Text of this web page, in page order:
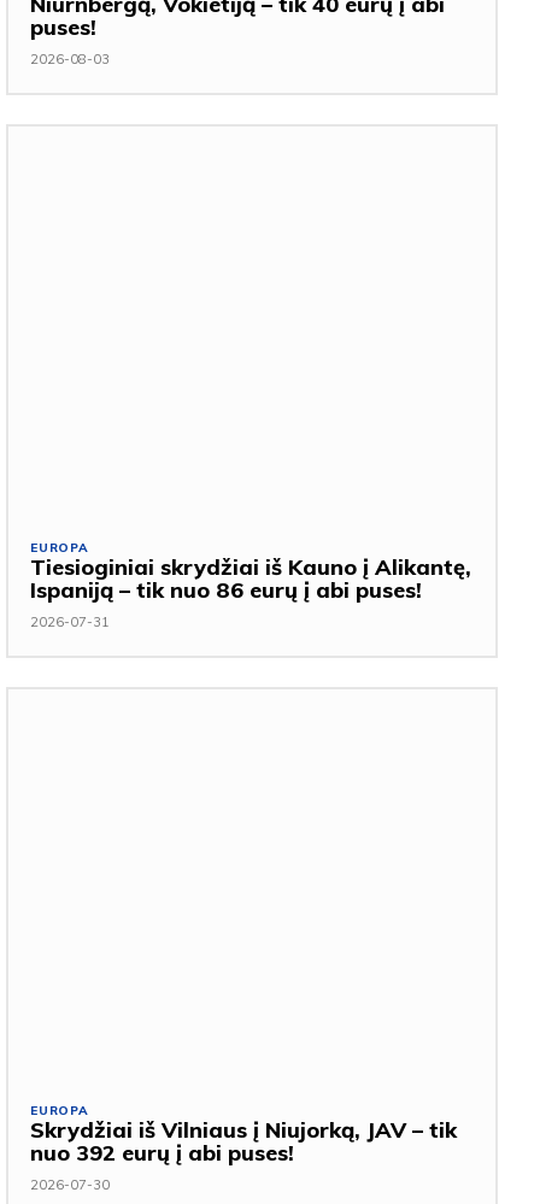
puses!
2026-08-03
EUROPA
Tiesioginiai skrydžiai iš Kauno į Alikantę,
Ispaniją – tik nuo 86 eurų į abi puses!
2026-07-31
EUROPA
Skrydžiai iš Vilniaus į Niujorką, JAV – tik
nuo 392 eurų į abi puses!
2026-07-30